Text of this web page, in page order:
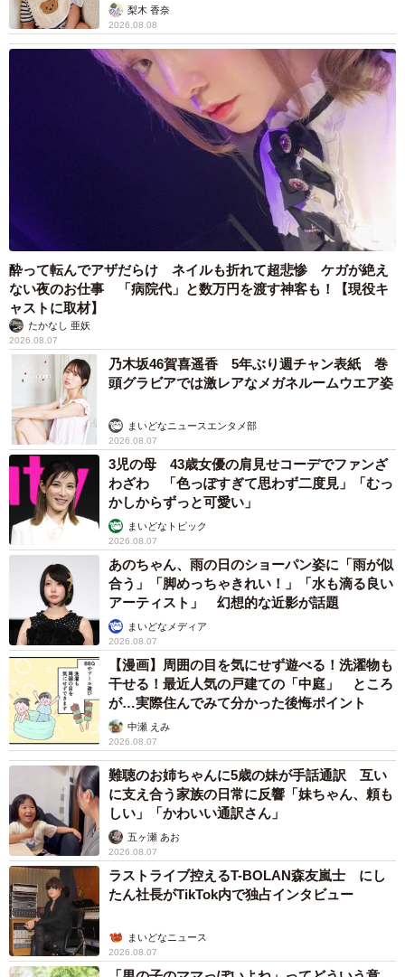
亡くなる3日前に撮影された写真
小さな血栓が全身にできる「DIC（播種性血管内凝固症候
群） 」を発症し、治療の術がなくなってしまった。このま
まだと、病院で亡くなってしまうから連れて帰ってあげて
――。主治医からそう言われ、SHIROCUROさんは王子く
んと共に帰宅。
梨木 香奈
2026.08.08
酔って転んでアザだらけ ネイルも折れて超悲惨 ケガが絶え
ない夜のお仕事 「病院代」と数万円を渡す神客も！【現役キ
ャストに取材】
たかなし 亜妖
2026.08.07
乃木坂46賀喜遥香 5年ぶり週チャン表紙 巻
頭グラビアでは激レアなメガネルームウエア姿
まいどなニュースエンタメ部
2026.08.07
3児の母 43歳女優の肩見せコーデでファンざ
わざわ 「色っぽすぎて思わず二度見」「むっ
かしからずっと可愛い」
まいどなトピック
2026.08.07
あのちゃん、雨の日のショーパン姿に「雨が似
合う」「脚めっちゃきれい！」「水も滴る良い
アーティスト」 幻想的な近影が話題
まいどなメディア
2026.08.07
【漫画】周囲の目を気にせず遊べる！洗濯物も
干せる！最近人気の戸建ての「中庭」 ところ
が…実際住んでみて分かった後悔ポイント
中瀬 えみ
2026.08.07
難聴のお姉ちゃんに5歳の妹が手話通訳 互い
に支え合う家族の日常に反響「妹ちゃん、頼も
しい」「かわいい通訳さん」
五ヶ瀬 あお
2026.08.07
ラストライブ控えるT-BOLAN森友嵐士 にし
たん社長がTikTok内で独占インタビュー
まいどなニュース
2026.08.07